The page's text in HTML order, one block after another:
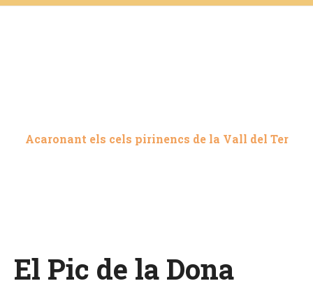
Acaronant els cels pirinencs de la Vall del Ter
El Pic de la Dona